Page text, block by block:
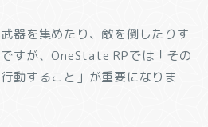
器を集めたり、敵を倒したりす
すが、OneState RPでは「その
動すること」が重要になりま